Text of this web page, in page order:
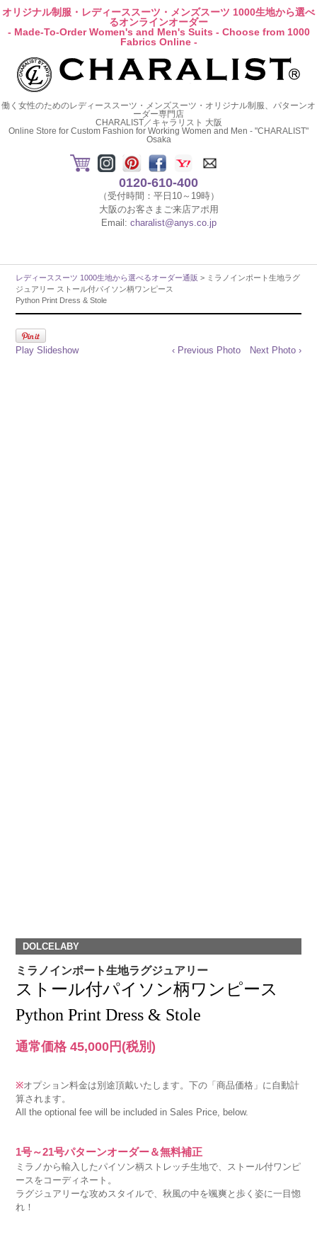
オリジナル制服・レディーススーツ・メンズスーツ 1000生地から選べ
るオンラインオーダー
- Made-To-Order Women's and Men's Suits - Choose from 1000
Fabrics Online -
働く女性のためのレディーススーツ・メンズスーツ・オリジナル制服、パターンオ
ーダー専門店
CHARALIST／キャラリスト 大阪
Online Store for Custom Fashion for Working Women and Men - "CHARALIST"
Osaka
0120-610-400
（受付時間：平日10～19時）
大阪のお客さまご来店アポ用
Email: charalist@anys.co.jp
レディーススーツ 1000生地から選べるオーダー通販 > ミラノインポート生地ラグ
ジュアリー ストール付パイソン柄ワンピース
Python Print Dress & Stole
Play Slideshow ‹ Previous Photo Next Photo ›
DOLCELABY
ミラノインポート生地ラグジュアリー
ストール付パイソン柄ワンピース
Python Print Dress & Stole
通常価格 45,000円 (税別)
※オプション料金は別途頂戴いたします。下の「商品価格」に自動計
算されます。
All the optional fee will be included in Sales Price, below.
1号～21号パターンオーダー＆無料補正
ミラノから輸入したパイソン柄ストレッチ生地で、ストール付ワンピ
ースをコーディネート。
ラグジュアリーな攻めスタイルで、秋風の中を颯爽と歩く姿に一目惚
れ！